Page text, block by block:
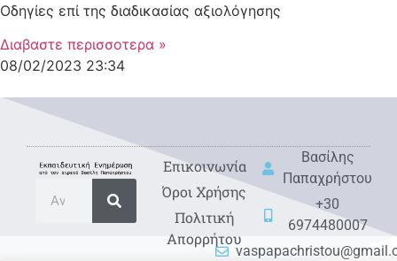
Οδηγίες επί της διαδικασίας αξιολόγησης
Διαβαστε περισσοτερα »
08/02/2023 23:34
Eπικοινωνία
Όροι Χρήσης
Πολιτική
Απορρήτου
Βασίλης
Παπαχρήστου
+30
6974480007